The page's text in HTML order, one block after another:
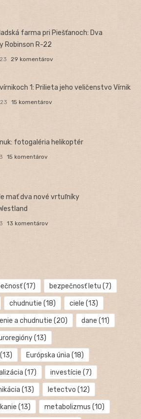
farma pri Piešťanoch: Dva
Robinson R-22
29 komentárov
1: Prilieta jeho veličenstvo Vírnik
15 komentárov
fotogaléria helikoptér
15 komentárov
mať dva nové vrtuľníky
13 komentárov
(17) bezpečnosť letu (7)
chudnutie (18) ciele (13)
a chudnutie (20) dane (11)
(13)
(13) Európska únia (18)
(17) investície (7)
(13) letectvo (12)
(13) metabolizmus (10)